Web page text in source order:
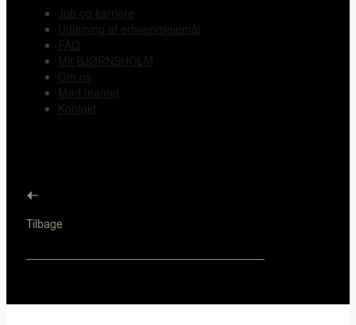
Job og karriere
Udlejning af erhvervslejemål
FAQ
Mit BJØRNSHOLM
Om os
Mød teamet
Kontakt
Tilbage